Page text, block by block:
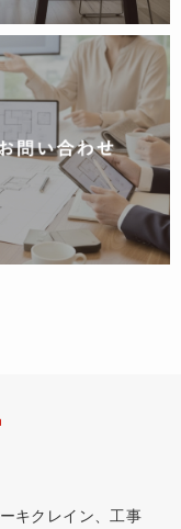
キクレイン、工事